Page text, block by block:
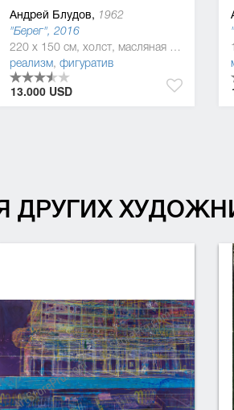
Андрей Блудов, 1962
"Берег", 2016
220 x 150 см, холст, масляная краска
реализм, фигуратив
13.000 USD
ДРУГИХ